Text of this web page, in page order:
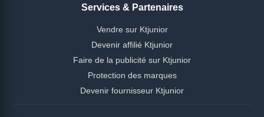
Services & Partenaires
Vendre sur Ktjunior
Devenir affilié Ktjunior
Faire de la publicité sur Ktjunior
Protection des marques
Devenir fournisseur Ktjunior